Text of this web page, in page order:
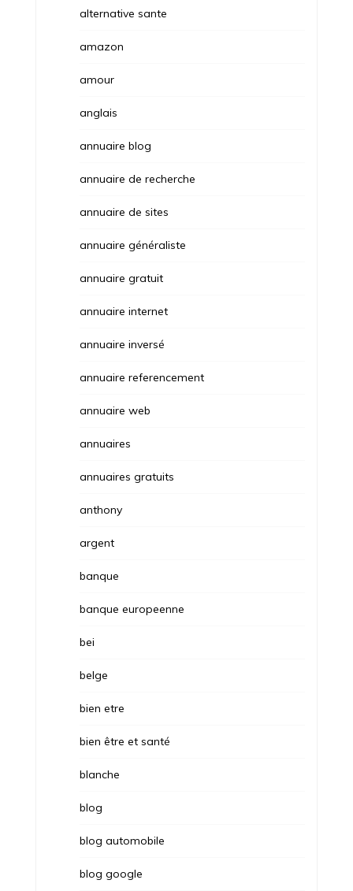
alternative sante
amazon
amour
anglais
annuaire blog
annuaire de recherche
annuaire de sites
annuaire généraliste
annuaire gratuit
annuaire internet
annuaire inversé
annuaire referencement
annuaire web
annuaires
annuaires gratuits
anthony
argent
banque
banque europeenne
bei
belge
bien etre
bien être et santé
blanche
blog
blog automobile
blog google